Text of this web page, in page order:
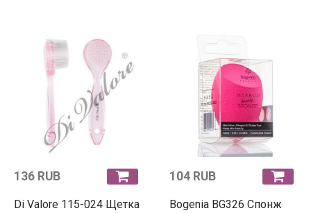
136 RUB
Di Valore 115-024 Щетка
104 RUB
Bogenia BG326 Спонж